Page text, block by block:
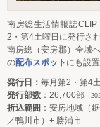
南房総生活情報誌
2・第4土曜日に発行さ
南房総（安房郡）全域
の配布スポット にも設
発行日： 毎月第2・第4
発行部数 ：26,700部 （
折込範囲 ：安房地域（
／鴨川市）+ 勝浦市